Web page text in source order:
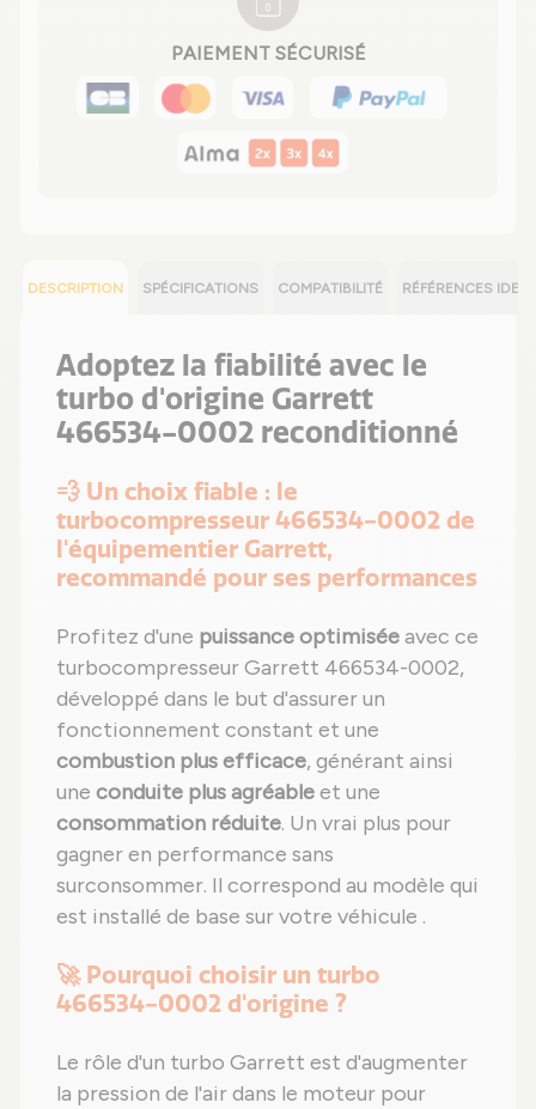
PAIEMENT SÉCURISÉ
DESCRIPTION SPÉCIFICATIONS COMPATIBILITÉ RÉFÉRENCES
Adoptez la fiabilité avec le
turbo d'origine Garrett
466534-0002 reconditionné
💨 Un choix fiable : le
turbocompresseur 466534-0002 de
l'équipementier Garrett,
recommandé pour ses performances
Profitez d'une puissance optimiséeavec ce
turbocompresseur Garrett 466534-0002,
développé dans le but d'assurer un
fonctionnement constant et une
combustion plus efficace, générant ainsi
une conduite plus agréableet une
consommation réduite. Un vrai plus pour
gagner en performance sans
surconsommer. Il correspond au modèle qui
est installé de base sur votre véhicule .
🚀 Pourquoi choisir un turbo
466534-0002 d'origine ?
Le rôle d'un turbo Garrett est d'augmenter
la pression de l'air dans le moteur pour